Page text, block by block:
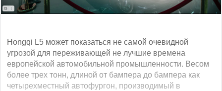
Hongqi L5 может показаться не самой очевидной
угрозой для переживающей не лучшие времена
европейской автомобильной промышленности. Весом
более трех тонн, длиной от бампера до бампера как
четырехместный автофургон, производимый в